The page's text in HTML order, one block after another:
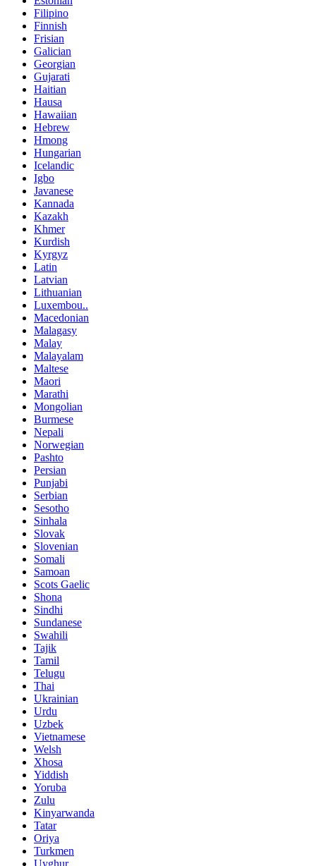
Filipino
Finnish
Frisian
Galician
Georgian
Gujarati
Haitian
Hausa
Hawaiian
Hebrew
Hmong
Hungarian
Icelandic
Igbo
Javanese
Kannada
Kazakh
Khmer
Kurdish
Kyrgyz
Latin
Latvian
Lithuanian
Luxembou..
Macedonian
Malagasy
Malay
Malayalam
Maltese
Maori
Marathi
Mongolian
Burmese
Nepali
Norwegian
Pashto
Persian
Punjabi
Serbian
Sesotho
Sinhala
Slovak
Slovenian
Somali
Samoan
Scots Gaelic
Shona
Sindhi
Sundanese
Swahili
Tajik
Tamil
Telugu
Thai
Ukrainian
Urdu
Uzbek
Vietnamese
Welsh
Xhosa
Yiddish
Yoruba
Zulu
Kinyarwanda
Tatar
Oriya
Turkmen